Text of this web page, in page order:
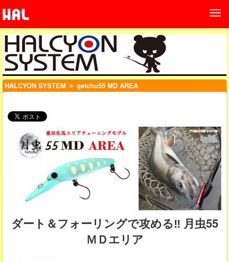
HALCYON SYSTEM ＞ getchu55 MD AREA
ダート＆フォーリングで攻める‼ 月虫55
ＭＤエリア